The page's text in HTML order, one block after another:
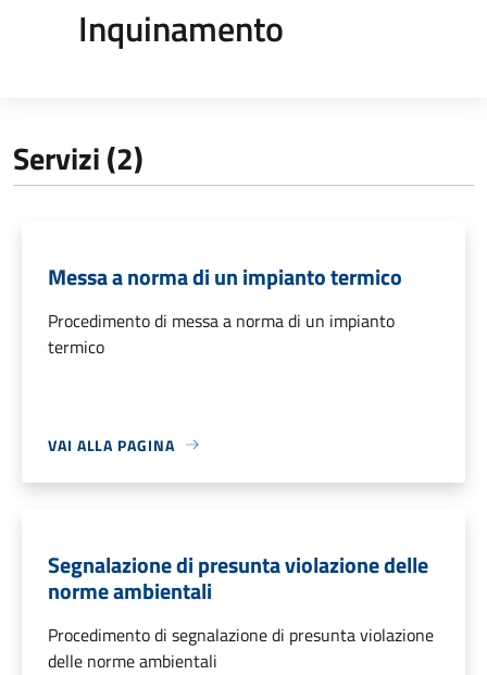
Inquinamento
Servizi (2)
Messa a norma di un impianto termico
Procedimento di messa a norma di un impianto
termico
VAI ALLA PAGINA
Segnalazione di presunta violazione delle
norme ambientali
Procedimento di segnalazione di presunta violazione
delle norme ambientali